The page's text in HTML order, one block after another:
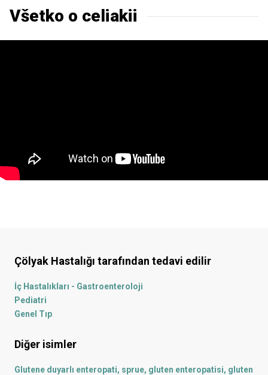
Všetko o celiakii
Çölyak Hastalığı tarafından tedavi edilir
İç Hastalıkları - Gastroenteroloji
Pediatri
Genel Tıp
Diğer isimler
Glutene duyarlı enteropati, sprue, gluten enteropatisi, gluten